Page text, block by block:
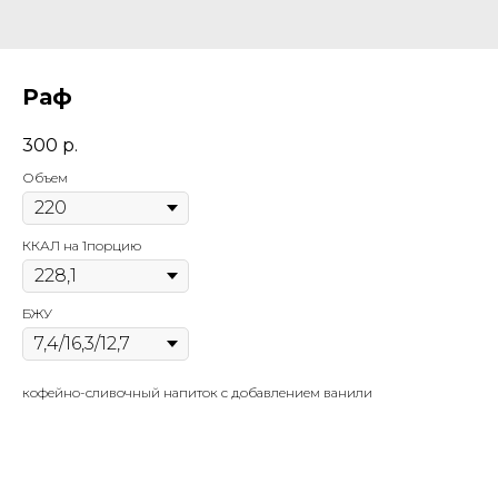
Раф
300 р.
Объем
ККАЛ на 1порцию
БЖУ
кофейно-сливочный напиток с добавлением ванили